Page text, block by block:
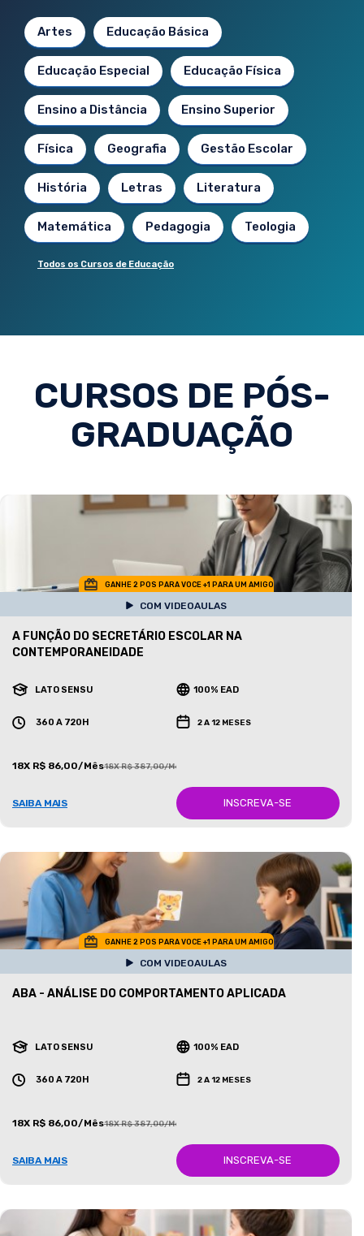
Artes Educação Básica
Educação Especial Educação Física
Ensino a Distância Ensino Superior
Física Geografia Gestão Escolar
História Letras Literatura
Matemática Pedagogia Teologia
Todos os Cursos de Educação
CURSOS DE PÓS-
GRADUAÇÃO
GANHE 2 POS PARA VOCE +1 PARA UM AMIGO
COM VIDEOAULAS
A FUNÇÃO DO SECRETÁRIO ESCOLAR NA
CONTEMPORANEIDADE
LATO SENSU 100% EAD
360 A 720H 2 A 12 MESES
18X R$ 86,00/Mês18X R$ 387,00/Mês
SAIBA MAIS INSCREVA-SE
GANHE 2 POS PARA VOCE +1 PARA UM AMIGO
COM VIDEOAULAS
ABA - ANÁLISE DO COMPORTAMENTO APLICADA
LATO SENSU 100% EAD
360 A 720H 2 A 12 MESES
18X R$ 86,00/Mês18X R$ 387,00/Mês
SAIBA MAIS INSCREVA-SE